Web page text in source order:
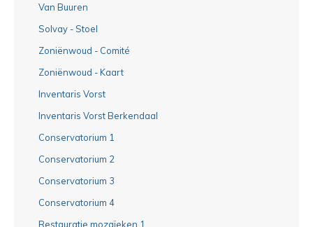
Van Buuren
Solvay - Stoel
Zoniënwoud - Comité
Zoniënwoud - Kaart
Inventaris Vorst
Inventaris Vorst Berkendaal
Conservatorium 1
Conservatorium 2
Conservatorium 3
Conservatorium 4
Restauratie mozaïeken 1